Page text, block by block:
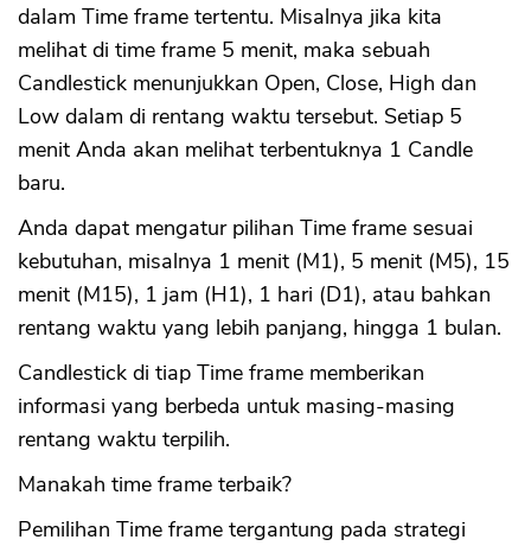
dalam Time frame tertentu. Misalnya jika kita
melihat di time frame 5 menit, maka sebuah
Candlestick menunjukkan Open, Close, High dan
Low dalam di rentang waktu tersebut. Setiap 5
menit Anda akan melihat terbentuknya 1 Candle
baru.
Anda dapat mengatur pilihan Time frame sesuai
kebutuhan, misalnya 1 menit (M1), 5 menit (M5), 15
menit (M15), 1 jam (H1), 1 hari (D1), atau bahkan
rentang waktu yang lebih panjang, hingga 1 bulan.
Candlestick di tiap Time frame memberikan
informasi yang berbeda untuk masing-masing
rentang waktu terpilih.
Manakah time frame terbaik?
Pemilihan Time frame tergantung pada strategi